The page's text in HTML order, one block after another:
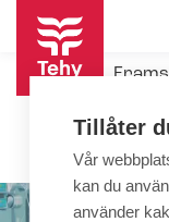
Hoppa
huvudinnehåll
Tillåter
Vår
kan du
använder